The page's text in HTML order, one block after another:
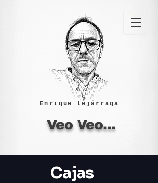
Enrique Lejárraga
Veo Veo...
Cajas